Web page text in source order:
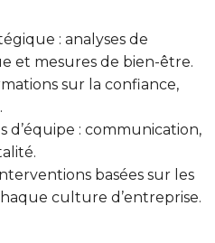
: analyses de
et mesures de bien-être.
sur la confiance,
d’équipe : communication,
basées sur les
culture d’entreprise.